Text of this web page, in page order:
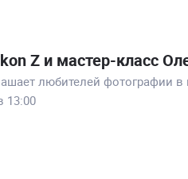
Z и мастер-класс
любителей фотографии
13:00